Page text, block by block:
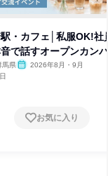
・カフェ│私服OK!社
で話すオープンカン
馬県
2026年8月・9月
お気に入り